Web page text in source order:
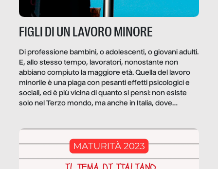
FIGLI DI UN LAVORO MINORE
Di professione bambini, o adolescenti, o giovani adulti.
E, allo stesso tempo, lavoratori, nonostante non
abbiano compiuto la maggiore età. Quella del lavoro
minorile è una piaga con pesanti effetti psicologici e
sociali, ed è più vicina di quanto si pensi: non esiste
solo nel Terzo mondo, ma anche in Italia, dove